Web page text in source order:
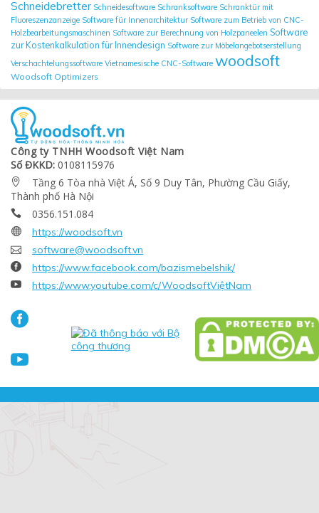
Schneidebretter Schneidesoftware Schranksoftware Schranktür mit
Fluoreszenzanzeige Software für Innenarchitektur Software zum Betrieb von CNC-
Holzbearbeitungsmaschinen Software zur Berechnung von Holzpaneelen Software
zur Kostenkalkulation für Innendesign Software zur Möbelangebotserstellung
Verschachtelungssoftware Vietnamesische CNC-Software woodsoft
Woodsoft Optimizers
Công ty TNHH Woodsoft Việt Nam
Số ĐKKD: 0108115976

Tầng 6 Tòa nhà Việt Á, Số 9 Duy Tân, Phường Cầu Giấy,
Thành phố Hà Nội
 0356.151.084
 https://woodsoft.vn
 software@woodsoft.vn
 https://www.facebook.com/bazismebelshik/
 https://www.youtube.com/c/WoodsoftViệtNam

